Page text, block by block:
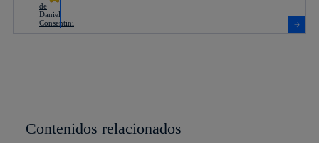
Contenidos relacionados